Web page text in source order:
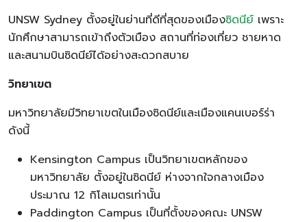
UNSW Sydney ตั้งอยู่ในย่านที่ดีที่สุดของเมืองซิดนีย์ เพราะ
นักศึกษาสามารถเข้าถึงตัวเมือง สถานที่ท่องเที่ยว ชายหาด
และสนามบินซิดนีย์ได้อย่างสะดวกสบาย
วิทยาเขต
มหาวิทยาลัยมีวิทยาเขตในเมืองซิดนีย์และเมืองแคนเบอร์ร่า
ดังนี้
Kensington Campus เป็นวิทยาเขตหลักของ
มหาวิทยาลัย ตั้งอยู่ในซิดนีย์ ห่างจากใจกลางเมือง
ประมาณ 12 กิโลเมตรเท่านั้น
Paddington Campus เป็นที่ตั้งของคณะ UNSW